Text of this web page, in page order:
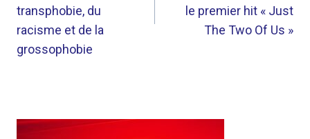
transphobie, du
racisme et de la
grossophobie
le premier hit « Just
The Two Of Us »